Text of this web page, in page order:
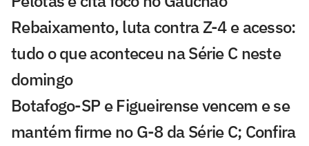
Rebaixamento, luta contra Z-4 e acesso:
tudo o que aconteceu na Série C neste
domingo
Botafogo-SP e Figueirense vencem e se
mantém firme no G-8 da Série C; Confira